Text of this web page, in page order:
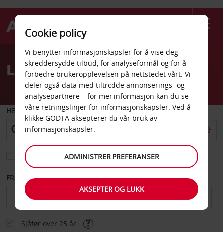
Welcome
AvisLeiebil Hadera
HENT FRA
Velg et annet leveringssted
FRA DATO TIL DATO
Sjåfør over 25 år
Cookie policy
Vi benytter informasjonskapsler for å vise deg
skreddersydde tilbud, for analyseformål og for å
forbedre brukeropplevelsen på nettstedet vårt. Vi
deler også data med tiltrodde annonserings- og
analysepartnere – for mer informasjon kan du se
våre retningslinjer for informasjonskapsler. Ved å
klikke GODTA aksepterer du vår bruk av
informasjonskapsler.
ADMINISTRER PREFERANSER
AKSEPTER OG LUKK